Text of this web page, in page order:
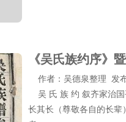
《吴氏族约序》
作者：吴德泉整理 发布
吴 氏 族 约 叙齐家治国
长其长（尊敬各自的长辈